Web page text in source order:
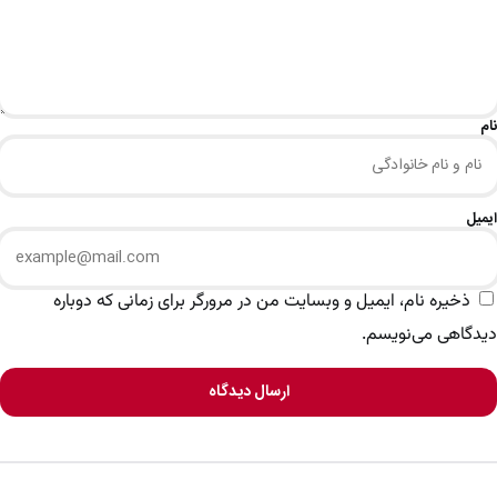
نام
ایمیل
ذخیره نام، ایمیل و وبسایت من در مرورگر برای زمانی که دوباره
دیدگاهی می‌نویسم.
ارسال دیدگاه